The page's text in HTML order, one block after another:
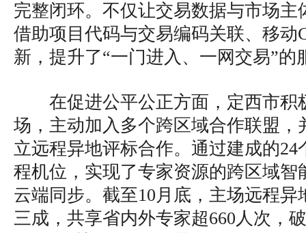
完整闭环。不仅让交易数据与市场主
借助项目代码与交易编码关联、移动
新，提升了“一门进入、一网交易”的
在促进公平公正方面，定西市积
场，主动加入多个跨区域合作联盟，
立远程异地评标合作。通过建成的24
程机位，实现了专家资源的跨区域智
云端同步。截至10月底，主场远程
三成，共享省内外专家超660人次，